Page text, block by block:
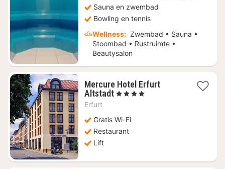
Sauna en zwembad
Bowling en tennis
Wellness: Zwembad • Sauna •
Stoombad • Rustruimte •
Beautysalon
Mercure Hotel Erfurt
Altstadt1
€
92,55
, 4 Sterren
Erfurt
Gratis Wi-Fi
Restaurant
Lift